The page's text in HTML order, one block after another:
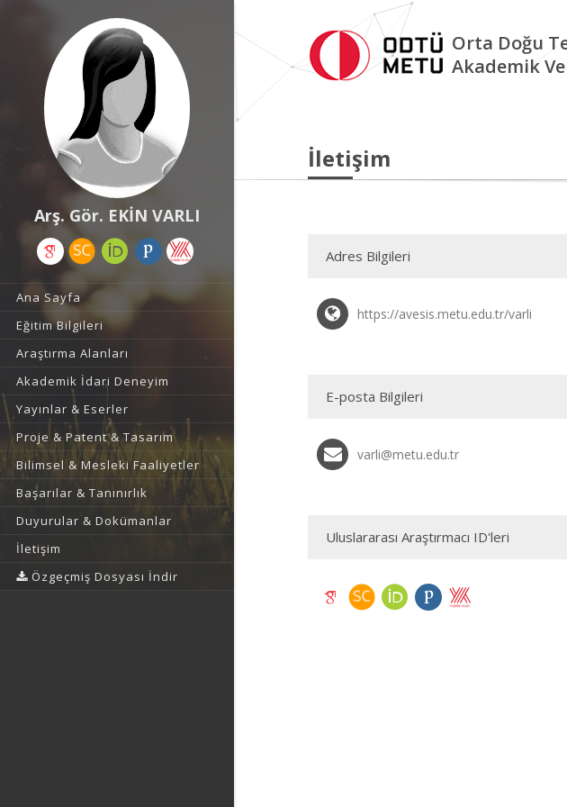
Arş. Gör. EKİN VARLI
Ana Sayfa
Eğitim Bilgileri
Araştırma Alanları
Akademik İdari Deneyim
Yayınlar & Eserler
Proje & Patent & Tasarım
Bilimsel & Mesleki Faaliyetler
Başarılar & Tanınırlık
Duyurular & Dokümanlar
İletişim
Özgeçmiş Dosyası İndir
Orta Doğu
Akademik
İletişim
Adres Bilgileri
https://avesis.metu.edu.tr/varli
E-posta Bilgileri
varli@metu.edu.tr
Uluslararası Araştırmacı ID'leri